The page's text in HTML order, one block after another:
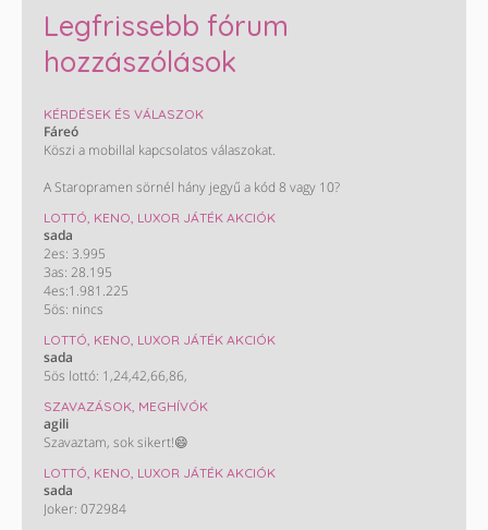
Legfrissebb fórum
hozzászólások
KÉRDÉSEK ÉS VÁLASZOK
Fáreó
Köszi a mobillal kapcsolatos válaszokat.
A Staropramen sörnél hány jegyű a kód 8 vagy 10?
LOTTÓ, KENO, LUXOR JÁTÉK AKCIÓK
sada
2es: 3.995
3as: 28.195
4es:1.981.225
5ös: nincs
LOTTÓ, KENO, LUXOR JÁTÉK AKCIÓK
sada
5ös lottó: 1,24,42,66,86,
SZAVAZÁSOK, MEGHÍVÓK
agili
Szavaztam, sok sikert!😄
LOTTÓ, KENO, LUXOR JÁTÉK AKCIÓK
sada
Joker: 072984